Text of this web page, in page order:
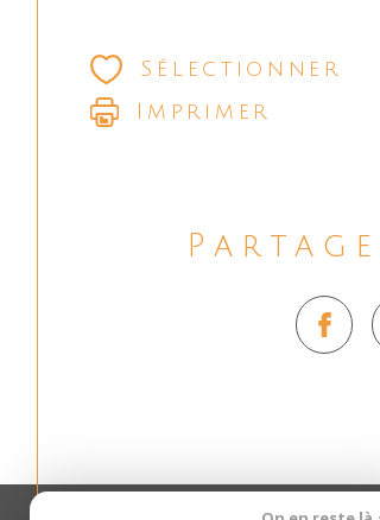
Sélectionner
Imprimer